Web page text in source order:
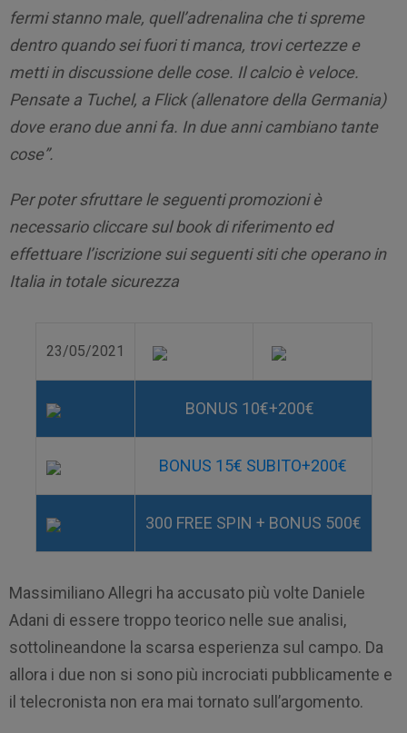
fermi stanno male, quell’adrenalina che ti spreme
dentro quando sei fuori ti manca, trovi certezze e
metti in discussione delle cose. Il calcio è veloce.
Pensate a Tuchel, a Flick (allenatore della Germania)
dove erano due anni fa. In due anni cambiano tante
cose”.
Per poter sfruttare le seguenti promozioni è
necessario cliccare sul book di riferimento ed
effettuare l’iscrizione sui seguenti siti che operano in
Italia in totale sicurezza
23/05/2021
BONUS 10€+200€
BONUS 15€ SUBITO+200€
300 FREE SPIN + BONUS 500€
Massimiliano Allegri ha accusato più volte Daniele
Adani di essere troppo teorico nelle sue analisi,
sottolineandone la scarsa esperienza sul campo. Da
allora i due non si sono più incrociati pubblicamente e
il telecronista non era mai tornato sull’argomento.